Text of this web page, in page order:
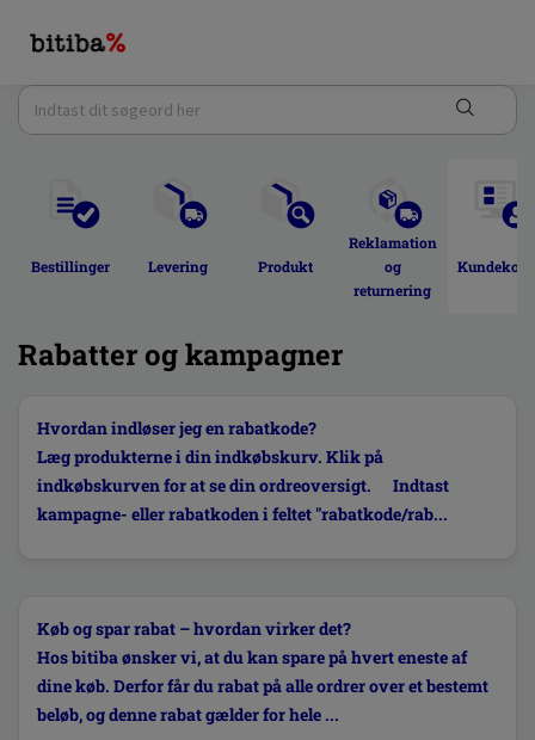
Bestillinger Levering Produkt
Reklamation
og
returnering
Rabatter og kampagner
Hvordan indløser jeg en rabatkode?
Læg produkterne i din indkøbskurv. Klik på
indkøbskurven for at se din ordreoversigt. Indtast
kampagne- eller rabatkoden i feltet "rabatkode/rab...
Køb og spar rabat – hvordan virker det?
Hos bitiba ønsker vi, at du kan spare på hvert eneste af
dine køb. Derfor får du rabat på alle ordrer over et bestemt
beløb, og denne rabat gælder for hele ...